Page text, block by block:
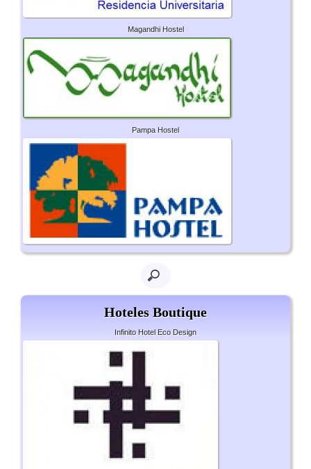
Magandhi Hostel
Pampa Hostel
Hoteles Boutique
Infinito Hotel Eco Design